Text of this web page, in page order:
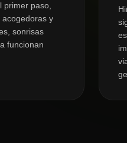
primer paso,
y
sonrisas
funcionan